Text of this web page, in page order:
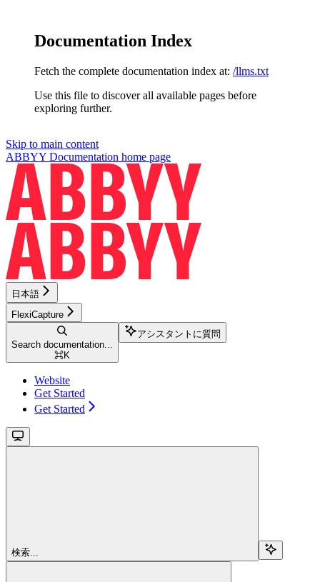
Documentation Index
Fetch the complete documentation index at: /llms.txt
Use this file to discover all available pages before
exploring further.
Skip to main content
ABBYY Documentation home page
日本語
FlexiCapture
Search documentation...
⌘K
アシスタントに質問
Website
Get Started
Get Started
検索...